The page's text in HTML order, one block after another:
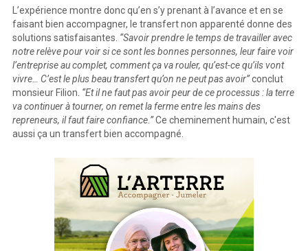
L’expérience montre donc qu’en s’y prenant à l’avance et en se
faisant bien accompagner, le transfert non apparenté donne des
solutions satisfaisantes. “Savoir prendre le temps de travailler avec
notre relève pour voir si ce sont les bonnes personnes, leur faire voir
l’entreprise au complet, comment ça va rouler, qu’est-ce qu’ils vont
vivre… C’est le plus beau transfert qu’on ne peut pas avoir”conclut
monsieur Filion. “Et il ne faut pas avoir peur de ce processus : la terre
va continuer à tourner, on remet la ferme entre les mains des
repreneurs, il faut faire confiance.”Ce cheminement humain, c'est
aussi ça un transfert bien accompagné.